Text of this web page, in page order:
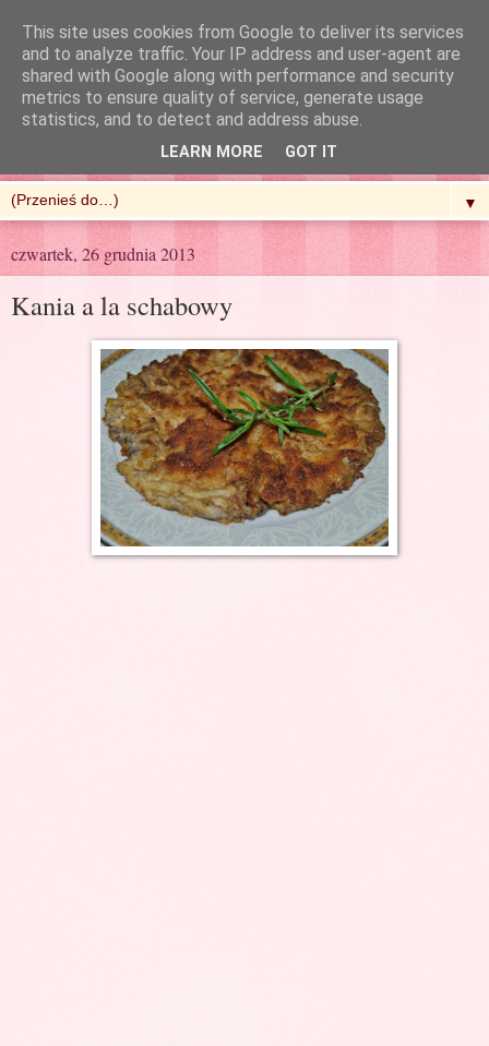
R'n'G Kitchen
▼
czwartek, 26 grudnia 2013
Kania a la schabowy
This site uses cookies from Google to deliver its services
and to analyze traffic. Your IP address and user-agent are
shared with Google along with performance and security
metrics to ensure quality of service, generate usage
statistics, and to detect and address abuse.
LEARN MORE GOT IT